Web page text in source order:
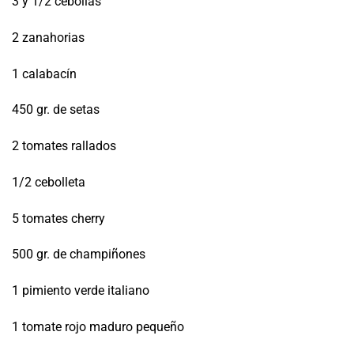
2 zanahorias
1 calabacín
450 gr. de setas
2 tomates rallados
1/2 cebolleta
5 tomates cherry
500 gr. de champiñones
1 pimiento verde italiano
1 tomate rojo maduro pequeño